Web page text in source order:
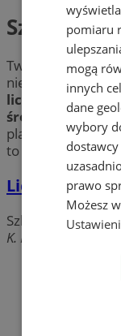
Szkoły
Twoje dziecko
nie wie, które
licea
znajdują
średnie
w
placówek w
to nie jedyna
Liceum
Szkoły średnie
K. Miarki, 43-180
pomiaru
mogą
innych
dane
wybory
prawo
Możesz